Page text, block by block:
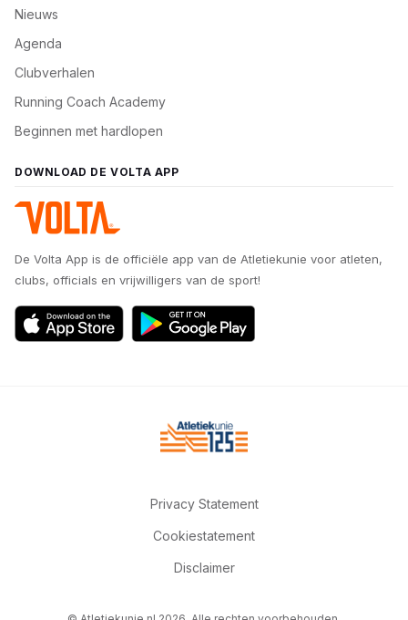
Nieuws
Agenda
Clubverhalen
Running Coach Academy
Beginnen met hardlopen
DOWNLOAD DE VOLTA APP
De Volta App is de officiële app van de Atletiekunie voor atleten,
clubs, officials en vrijwilligers van de sport!
Privacy Statement
Cookiestatement
Disclaimer